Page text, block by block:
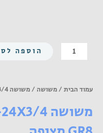
כמות
של
24X3/4
הוספה
עמוד הבית /משושה / משושה UNF 3/8-24X3/4 פלדה GR8 מצופה